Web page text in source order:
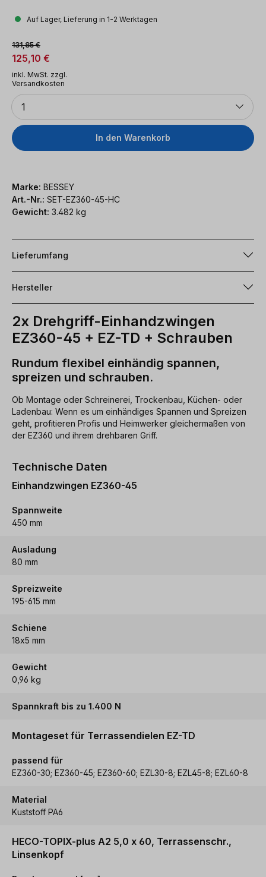
Auf Lager, Lieferung in 1-2 Werktagen
Verkaufspreis:
125,10 €
Regulärer Preis:
131,85 €
inkl. MwSt. zzgl.
Versandkosten
Anzahl
1
In den Warenkorb
Marke: BESSEY
Art.-Nr.: SET-EZ360-45-HC
Gewicht: 3.482 kg
Lieferumfang
Hersteller
2x Drehgriff-Einhandzwingen
EZ360-45 + EZ-TD + Schrauben
Rundum flexibel einhändig spannen,
spreizen und schrauben.
Ob Montage oder Schreinerei, Trockenbau, Küchen- oder
Ladenbau: Wenn es um einhändiges Spannen und Spreizen
geht, profitieren Profis und Heimwerker gleichermaßen von
der EZ360 und ihrem drehbaren Griff.
Technische Daten
Einhandzwingen EZ360-45
Spannweite
450 mm
Ausladung
80 mm
Spreizweite
195-615 mm
Schiene
18x5 mm
Gewicht
0,96 kg
Spannkraft bis zu 1.400 N
Montageset für Terrassendielen EZ-TD
passend für
EZ360-30; EZ360-45; EZ360-60; EZL30-8; EZL45-8; EZL60-8
Material
Kuststoff PA6
HECO-TOPIX-plus A2 5,0 x 60, Terrassenschr.,
Linsenkopf